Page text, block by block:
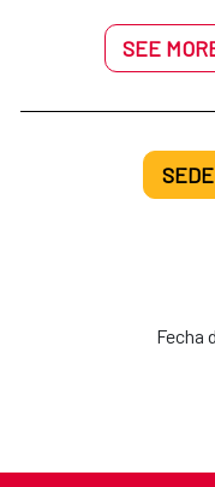
SEE
Fecha